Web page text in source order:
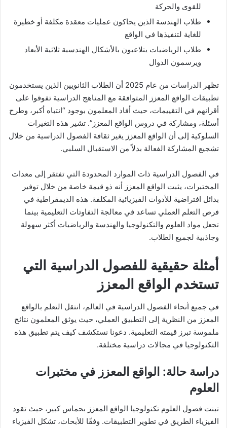
للقوى والحركة
طلاب الهندسة الذين يحاكون عمليات معقدة مكلفة أو خطيرة
للغاية لتنفيذها في الواقع
طلاب الرياضيات يتلاعبون بالأشكال الهندسية ثلاثية الأبعاد
ويرسمون الدوال
تظهر الدراسات من عام 2025 أن الطلاب الثانويين الذين يستخدمون
تطبيقات الواقع المعزز المتوافقة مع المناهج الدراسية تفوقوا على
أقرانهم في التقييمات، حيث أفاد المعلمون بوجود “انتباه أكبر، وطرح
أسئلة، ومشاركة في دروس الواقع المعزز”. تشير هذه التغيرات
السلوكية إلى أن الواقع المعزز يغير ثقافة الفصول الدراسية من خلال
تشجيع المشاركة الفعالة بدلاً من الاستقبال السلبي.
في الفصول الدراسية ذات الموارد المحدودة التي تفتقر إلى معدات
المختبرات، يثبت الواقع المعزز أنه ذو قيمة خاصة من خلال توفير
بدائل افتراضية للأدوات الفيزيائية المكلفة. هذه الديمقراطية في
فرص التعلم العملي تساعد في معالجة التفاوتات التعليمية بينما
تجعل مواد العلوم والتكنولوجيا والهندسة والرياضيات أكثر سهولة
وجاذبية لجميع الطلاب.
أمثلة حقيقية للفصول الدراسية التي
تستخدم الواقع المعزز
في جميع أنحاء الفصول الدراسية في العالم، انتقل التعلم بالواقع
المعزز من النظرية إلى التطبيق العملي، حيث يوثق المعلمون نتائج
ملموسة تبرز قيمته التعليمية. دعونا نستكشف كيف يتم تطبيق هذه
التكنولوجيا في مجالات دراسية مختلفة.
دراسة حالة: الواقع المعزز في مختبرات
العلوم
تبنت فصول العلوم تكنولوجيا الواقع المعزز بحماس كبير، حيث تقود
الفيزياء الطريق في تطوير التطبيقات. وفقًا للأبحاث، تشكل الفيزياء